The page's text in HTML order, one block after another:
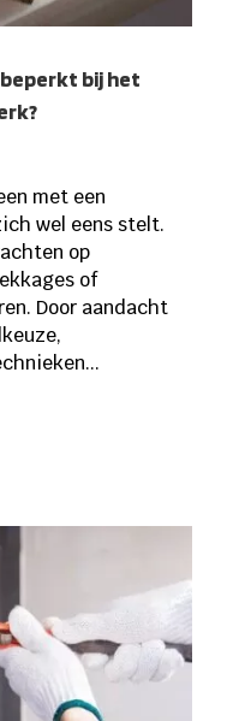
bij het
met een
wel eens stelt.
op
of
Door aandacht